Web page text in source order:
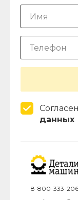
данных
8-800-333-